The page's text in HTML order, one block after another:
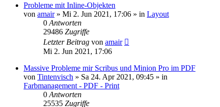
Probleme mit Inline-Objekten
von amair» Mi 2. Jun 2021, 17:06 » in Layout
0 Antworten
29486 Zugriffe
Letzter Beitrag von amair
Mi 2. Jun 2021, 17:06
Massive Probleme mir Scribus und Minion Pro im PDF
von Tintenvisch » Sa 24. Apr 2021, 09:45 » in
Farbmanagement - PDF - Print
0 Antworten
25535 Zugriffe